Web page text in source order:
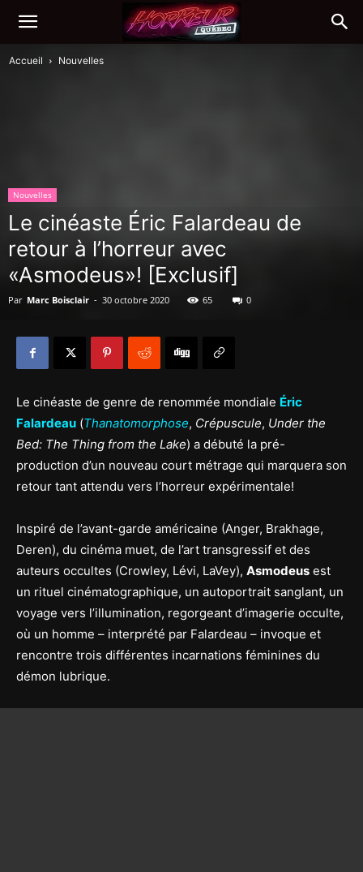
Accueil Nouvelles
Nouvelles
Le cinéaste Éric Falardeau de
retour à l’horreur avec
«Asmodeus»! [Exclusif]
Par Marc Boisclair - 30 octobre 2020 65 0
Le cinéaste de genre de renommée mondiale Éric
Falardeau (Thanatomorphose, Crépuscule, Under the
Bed: The Thing from the Lake) a débuté la pré-
production d’un nouveau court métrage qui marquera son
retour tant attendu vers l’horreur expérimentale!
Inspiré de l’avant-garde américaine (Anger, Brakhage,
Deren), du cinéma muet, de l’art transgressif et des
auteurs occultes (Crowley, Lévi, LaVey), Asmodeus est
un rituel cinématographique, un autoportrait sanglant, un
voyage vers l’illumination, regorgeant d’imagerie occulte,
où un homme – interprété par Falardeau – invoque et
rencontre trois différentes incarnations féminines du
démon lubrique.